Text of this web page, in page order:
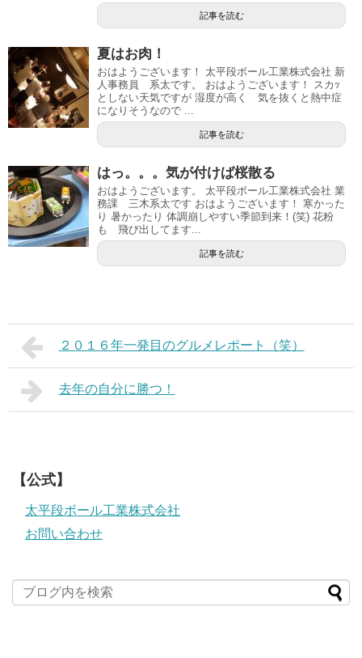
記事を読む
夏はお肉！
おはようございます！ 太平段ボール工業株式会社 新
人事務員 系太です。 おはようございます！ スカｯ
としない天気ですが 湿度が高く 気を抜くと熱中症
になりそうなので ...
記事を読む
はっ。。。気が付けば桜散る
おはようございます。 太平段ボール工業株式会社 業
務課 三木系太です おはようございます！ 寒かった
り 暑かったり 体調崩しやすい季節到来！(笑) 花粉
も 飛び出してます...
記事を読む
２０１６年一発目のグルメレポート（笑）
去年の自分に勝つ！
【公式】
太平段ボール工業株式会社
お問い合わせ